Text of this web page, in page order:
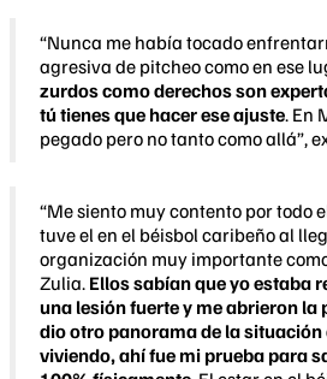
“Nunca me había tocado
agresiva de pitcheo como en ese
zurdos como derechos son
tú tienes que hacer ese ajuste. En
pegado pero no tanto como allá”,
“Me siento muy contento por todo
tuve el en el béisbol caribeño al
organización muy importante
Zulia. Ellos sabían que yo estaba
una lesión fuerte y me abrieron la
dio otro panorama de la situación
viviendo, ahí fue mi prueba para